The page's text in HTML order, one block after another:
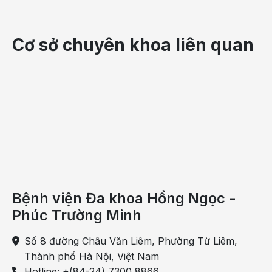
IVF Hồng Ngọc - Tăng trưởng thần tốc,
“miền đất hứa” cho các gia đình hiếm
muộn
Chỉ trong vòng 5 tháng đầu năm 2024, Trung tâm
Cơ sở chuyên khoa liên quan
Bệnh viện Đa khoa Hồng Ngọc -
Phúc Trường Minh
Số 8 đường Châu Văn Liêm, Phường Từ Liêm,
Thành phố Hà Nội, Việt Nam